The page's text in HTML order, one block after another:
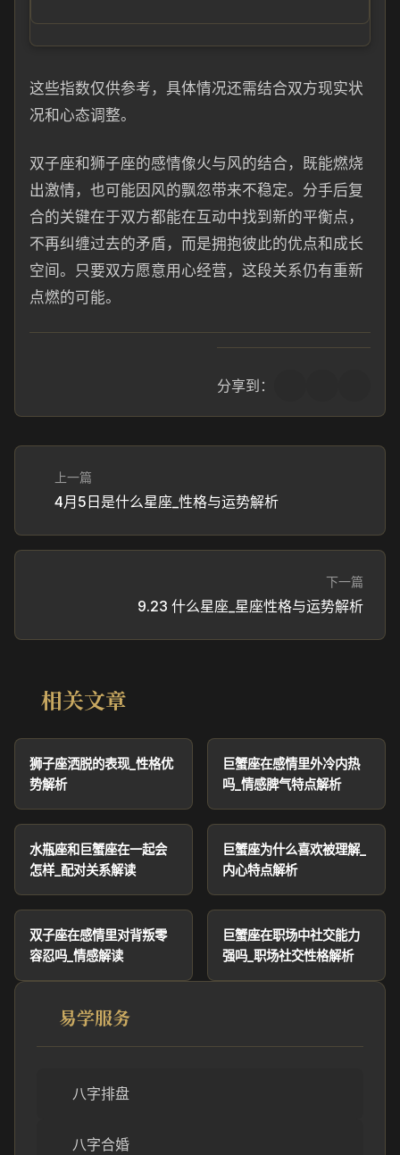
这些指数仅供参考，具体情况还需结合双方现实状
况和心态调整。
双子座和狮子座的感情像火与风的结合，既能燃烧
出激情，也可能因风的飘忽带来不稳定。分手后复
合的关键在于双方都能在互动中找到新的平衡点，
不再纠缠过去的矛盾，而是拥抱彼此的优点和成长
空间。只要双方愿意用心经营，这段关系仍有重新
点燃的可能。
分享到：
上一篇
4月5日是什么星座_性格与运势解析
下一篇
9.23 什么星座_星座性格与运势解析
相关文章
狮子座洒脱的表现_性格优
势解析
巨蟹座在感情里外冷内热
吗_情感脾气特点解析
水瓶座和巨蟹座在一起会
怎样_配对关系解读
巨蟹座为什么喜欢被理解_
内心特点解析
双子座在感情里对背叛零
容忍吗_情感解读
巨蟹座在职场中社交能力
强吗_职场社交性格解析
易学服务
八字排盘
八字合婚